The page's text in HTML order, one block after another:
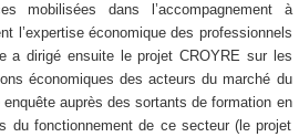
mobilisées dans l’accompagnement à
l’expertise économique des professionnels
a dirigé ensuite le projet CROYRE sur les
économiques des acteurs du marché du
auprès des sortants de formation en
du fonctionnement de ce secteur (le projet